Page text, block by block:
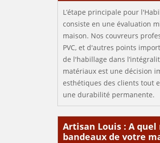
L’étape principale pour
consiste en une évaluation
maison. Nos couvreurs
PVC, et d'autres points
de l'habillage dans
matériaux est une décision
esthétiques des clients tout
une durabilité permanente.
Artisan Louis : A
bandeaux de votre